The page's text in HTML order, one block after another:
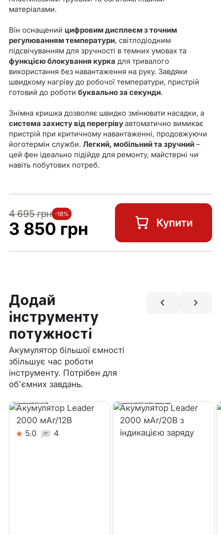
матеріалами.
Він оснащений цифровим дисплеєм з точним
регулюванням температури, світлодіодним
підсвічуванням для зручності в темних умовах та
функцією блокування курка для тривалого
використання без навантаження на руку. Завдяки
швидкому нагріву до робочої температури, пристрій
готовий до роботи буквально за секунди.
Знімна кришка дозволяє швидко змінювати насадки, а
система захисту від перегрівуавтоматично вимикає
пристрій при критичному навантаженні, продовжуючи
йоготермін служби. Легкий, мобільний та зручний–
цей фен ідеально підійде для ремонту, майстерні чи
навіть побутових потреб.
4 695 грн -18%
3 850 грн
Додай
інструменту
потужності
Акумулятор більшої ємності
збільшує час роботи
інструменту. Потрібен для
об'ємних завдань.
Акумулятор Leader
2000 мАг/12В
5.0 4
Акумулятор Leader
2000 мАг/20В з
індикацією заряду